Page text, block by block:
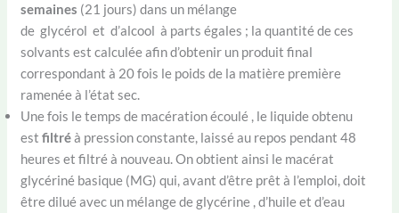
semaines (21 jours) dans un mélange
de glycérol et d’alcool à parts égales ; la quantité de ces
solvants est calculée afin d’obtenir un produit final
correspondant à 20 fois le poids de la matière première
ramenée à l’état sec.
Une fois le temps de macération écoulé , le liquide obtenu
estfiltréà pression constante, laissé au repos pendant 48
heures et filtré à nouveau. On obtient ainsi le macérat
glycériné basique (MG) qui, avant d’être prêt à l’emploi, doit
être dilué avec un mélange de glycérine , d’huile et d’eau